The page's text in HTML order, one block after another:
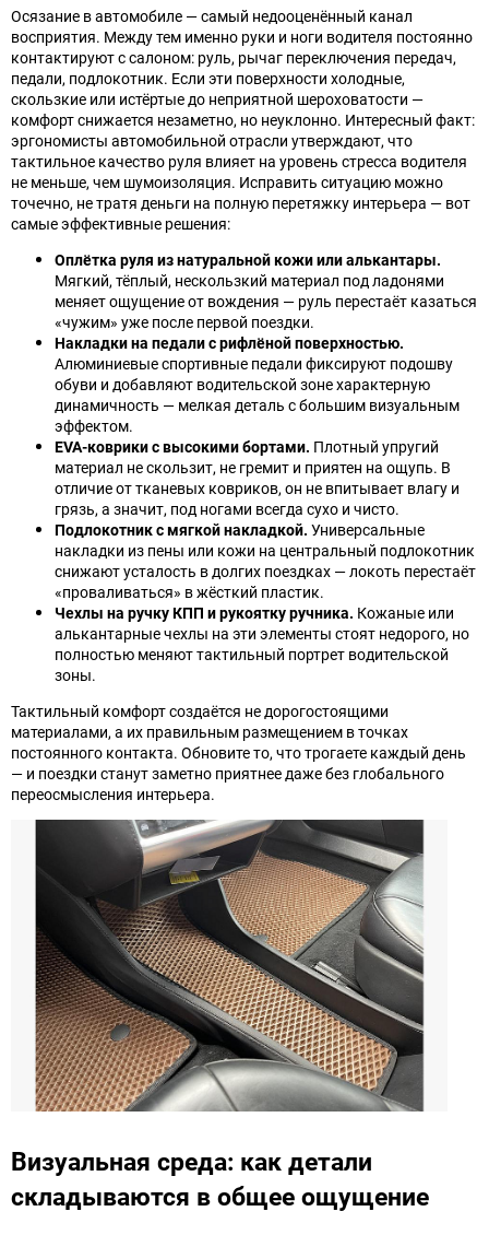
Осязание в автомобиле — самый недооценённый канал
восприятия. Между тем именно руки и ноги водителя постоянно
контактируют с салоном: руль, рычаг переключения передач,
педали, подлокотник. Если эти поверхности холодные,
скользкие или истёртые до неприятной шероховатости —
комфорт снижается незаметно, но неуклонно. Интересный факт:
эргономисты автомобильной отрасли утверждают, что
тактильное качество руля влияет на уровень стресса водителя
не меньше, чем шумоизоляция. Исправить ситуацию можно
точечно, не тратя деньги на полную перетяжку интерьера — вот
самые эффективные решения:
Оплётка руля из натуральной кожи или алькантары.
Мягкий, тёплый, нескользкий материал под ладонями
меняет ощущение от вождения — руль перестаёт казаться
«чужим» уже после первой поездки.
Накладки на педали с рифлёной поверхностью.
Алюминиевые спортивные педали фиксируют подошву
обуви и добавляют водительской зоне характерную
динамичность — мелкая деталь с большим визуальным
эффектом.
EVA-коврики с высокими бортами. Плотный упругий
материал не скользит, не гремит и приятен на ощупь. В
отличие от тканевых ковриков, он не впитывает влагу и
грязь, а значит, под ногами всегда сухо и чисто.
Подлокотник с мягкой накладкой. Универсальные
накладки из пены или кожи на центральный подлокотник
снижают усталость в долгих поездках — локоть перестаёт
«проваливаться» в жёсткий пластик.
Чехлы на ручку КПП и рукоятку ручника. Кожаные или
алькантарные чехлы на эти элементы стоят недорого, но
полностью меняют тактильный портрет водительской
зоны.
Тактильный комфорт создаётся не дорогостоящими
материалами, а их правильным размещением в точках
постоянного контакта. Обновите то, что трогаете каждый день
— и поездки станут заметно приятнее даже без глобального
переосмысления интерьера.
Визуальная среда: как детали
складываются в общее ощущение